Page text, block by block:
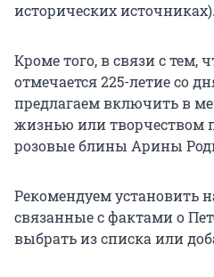
исторических источниках).
Кроме того, в связи с тем,
отмечается 225-летие со
предлагаем включить в
жизнью или творчеством
розовые блины Арины
Рекомендуем установить
связанные с фактами о
выбрать из списка или